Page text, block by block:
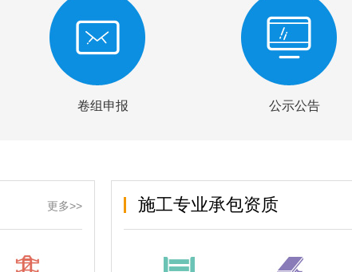
卷组申报 公示公告
更多>> 施工专业承包资质